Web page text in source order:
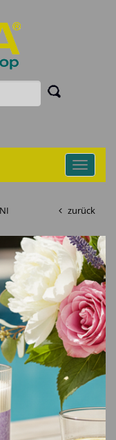
Toggle
zurück